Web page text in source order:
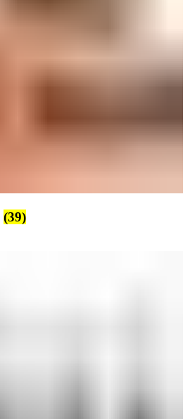
(39)